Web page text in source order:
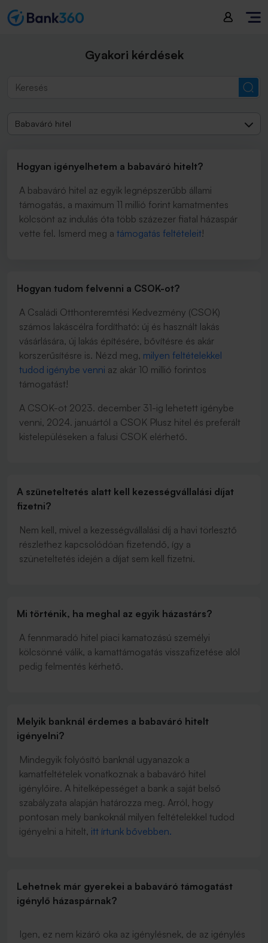
Gyakori kérdések
Babaváró hitel
Hogyan igényelhetem a babaváró hitelt?
A babaváró hitel az egyik legnépszerűbb állami
támogatás, a maximum 11 millió forint kamatmentes
kölcsönt az indulás óta több százezer fiatal házaspár
vette fel. Ismerd meg a támogatás feltételeit!
Hogyan tudom felvenni a CSOK-ot?
A Családi Otthonteremtési Kedvezmény (CSOK)
számos lakáscélra fordítható: új és használt lakás
vásárlására, új lakás építésére, bővítésre és akár
korszerűsítésre is. Nézd meg, milyen feltételekkel
tudod igénybe venni az akár 10 millió forintos
támogatást!
A CSOK-ot 2023. december 31-ig lehetett igénybe
venni, 2024. januártól a CSOK Plusz hitel és preferált
kistelepüléseken a falusi CSOK elérhető.
A szüneteltetés alatt kell kezességvállalási díjat
fizetni?
Nem kell, mivel a kezességvállalási díj a havi törlesztő
részlethez kapcsolódóan fizetendő, így a
szüneteltetés idején a díjat sem kell fizetni.
Mi történik, ha meghal az egyik házastárs?
A fennmaradó hitel piaci kamatozású személyi
kölcsönné válik, a kamattámogatás visszafizetése alól
pedig felmentés kérhető.
Melyik banknál érdemes a babaváró hitelt
igényelni?
Mindegyik folyósító banknál ugyanazok a
kamatfeltételek vonatkoznak a babaváró hitel
igénylőire. A hitelképességet a bank a saját belső
szabályzata alapján határozza meg. Arról, hogy
pontosan mely bankoknál milyen feltételekkel tudod
igényelni a hitelt, itt írtunk bővebben.
Lehetnek már gyerekei a babaváró támogatást
igénylő házaspárnak?
Igen, ez nem kizáró oka az igénylésnek, de az igénylés